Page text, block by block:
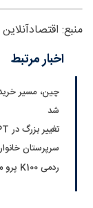
منبع: اقتصادآنلاین
اخبار مرتبط
چین، مسیر
شد
تغییر بزرگ در ChatGPT / چت متنی نامحدود و رایگان
سرپرستان خانوار
ردمی K100 پرو مکس با باتری غول‌پیکر و شارژ بی‌سیم روانه بازار می‌شود